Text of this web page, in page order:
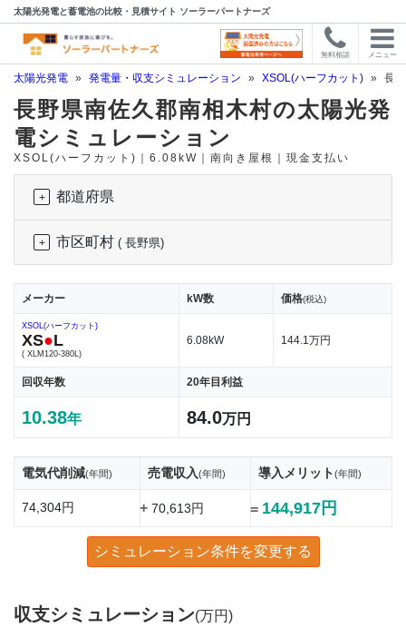
太陽光発電と蓄電池の比較・見積サイト ソーラーパートナーズ
無料相談 メニュー
太陽光発電 » 発電量・収支シミュレーション » XSOL(ハーフカット) » 長
長野県南佐久郡南相木村の太陽光発
電シミュレーション
XSOL(ハーフカット)｜6.08kW｜南向き屋根｜現金支払い
都道府県
市区町村 ( 長野県)
メーカー kW数 価格(税込)
XSOL(ハーフカット)
XS●L
( XLM120-380L)
6.08kW 144.1万円
回収年数 20年目利益
10.38年 84.0万円
電気代削減(年間) 売電収入(年間) 導入メリット(年間)
74,304円 +70,613円 = 144,917円
シミュレーション条件を変更する
収支シミュレーション(万円)